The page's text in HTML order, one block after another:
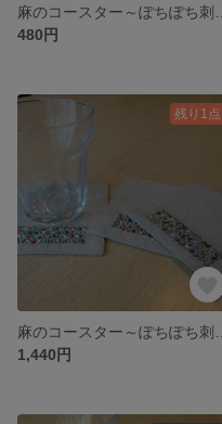
480円
残り1点
1,440円